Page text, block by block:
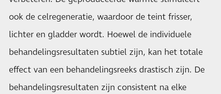
ook de celregeneratie, waardoor de teint frisser,
lichter en gladder wordt. Hoewel de individuele
behandelingsresultaten subtiel zijn, kan het totale
effect van een behandelingsreeks drastisch zijn. De
behandelingsresultaten zijn consistent na elke